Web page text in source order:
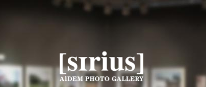
展示スケジュール